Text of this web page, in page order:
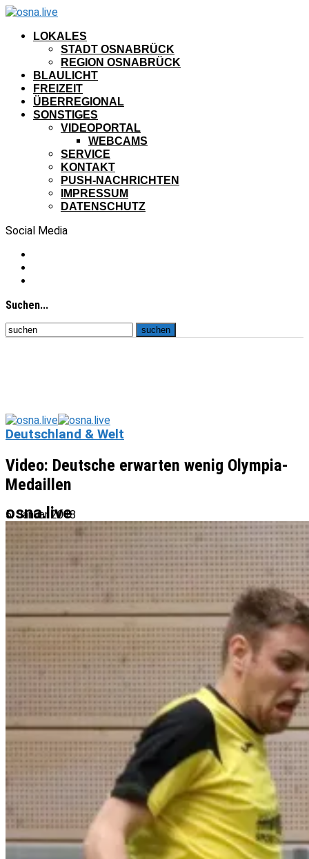
LOKALES
STADT OSNABRÜCK
REGION OSNABRÜCK
BLAULICHT
FREIZEIT
ÜBERREGIONAL
SONSTIGES
VIDEOPORTAL
WEBCAMS
SERVICE
KONTAKT
PUSH-NACHRICHTEN
IMPRESSUM
DATENSCHUTZ
Social Media
Suchen...
osna.live
Deutschland & Welt
Video: Deutsche erwarten wenig Olympia-
Medaillen
5. Januar 2018